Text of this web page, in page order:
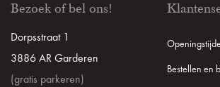
Bezoek of bel ons!
Dorpsstraat 1
3886 AR Garderen
(gratis parkeren)
Bestellen en